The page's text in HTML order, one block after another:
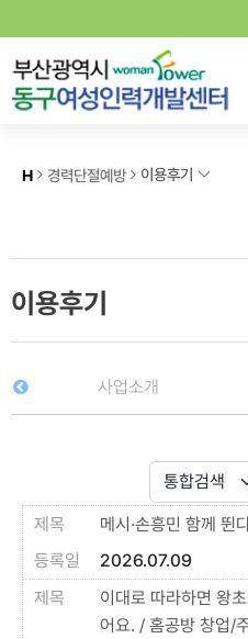
H 경력단절예방 이용후기
이용후기
사업소개
메시·손흥민 함께 뛴
2026.07.09
이대로 따라하면 왕
어요. / 홈공방 창업/